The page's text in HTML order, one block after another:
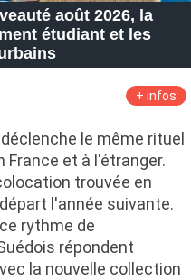
août 2026, la
étudiant et les
+ infos
le même rituel
France et à l'étranger.
trouvée en
l'année suivante.
rythme de
répondent
la nouvelle collection